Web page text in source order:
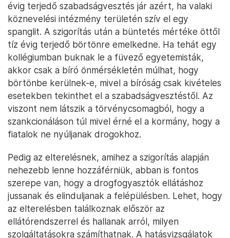
évig terjedő szabadságvesztés jár azért, ha valaki
köznevelési intézmény területén szív el egy
spanglit. A szigorítás után a büntetés mértéke öttől
tíz évig terjedő börtönre emelkedne. Ha tehát egy
kollégiumban buknak le a füvező egyetemisták,
akkor csak a bíró önmérsékletén múlhat, hogy
börtönbe kerülnek-e, mivel a bíróság csak kivételes
esetekben tekinthet el a szabadságvesztéstől. Az
viszont nem látszik a törvénycsomagból, hogy a
szankcionáláson túl mivel érné el a kormány, hogy a
fiatalok ne nyúljanak drogokhoz.
Pedig az elterelésnek, amihez a szigorítás alapján
nehezebb lenne hozzáférniük, abban is fontos
szerepe van, hogy a drogfogyasztók ellátáshoz
jussanak és elinduljanak a felépülésben. Lehet, hogy
az elterelésben találkoznak először az
ellátórendszerrel és hallanak arról, milyen
szolgáltatásokra számíthatnak. A hatásvizsgálatok